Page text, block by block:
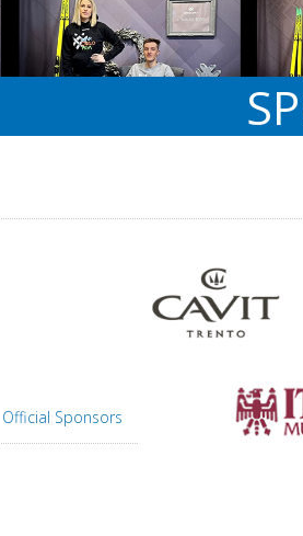
Official Sponsors